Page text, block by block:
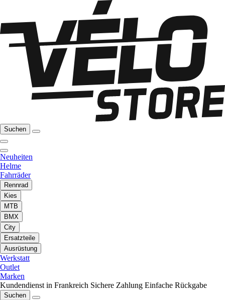
Suchen
Neuheiten
Helme
Fahrräder
Rennrad
Kies
MTB
BMX
City
Ersatzteile
Ausrüstung
Werkstatt
Outlet
Marken
Kundendienst in Frankreich Sichere Zahlung Einfache Rückgabe
Suchen